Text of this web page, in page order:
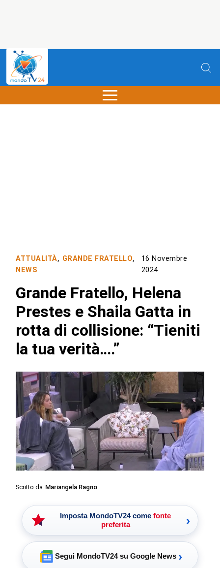
ATTUALITÀ, GRANDE FRATELLO,
NEWS
16 Novembre
2024
Grande Fratello, Helena
Prestes e Shaila Gatta in
rotta di collisione: “Tieniti
la tua verità….”
Scritto da Mariangela Ragno
Imposta MondoTV24 come fonte
preferita
›
Segui MondoTV24 su Google News ›